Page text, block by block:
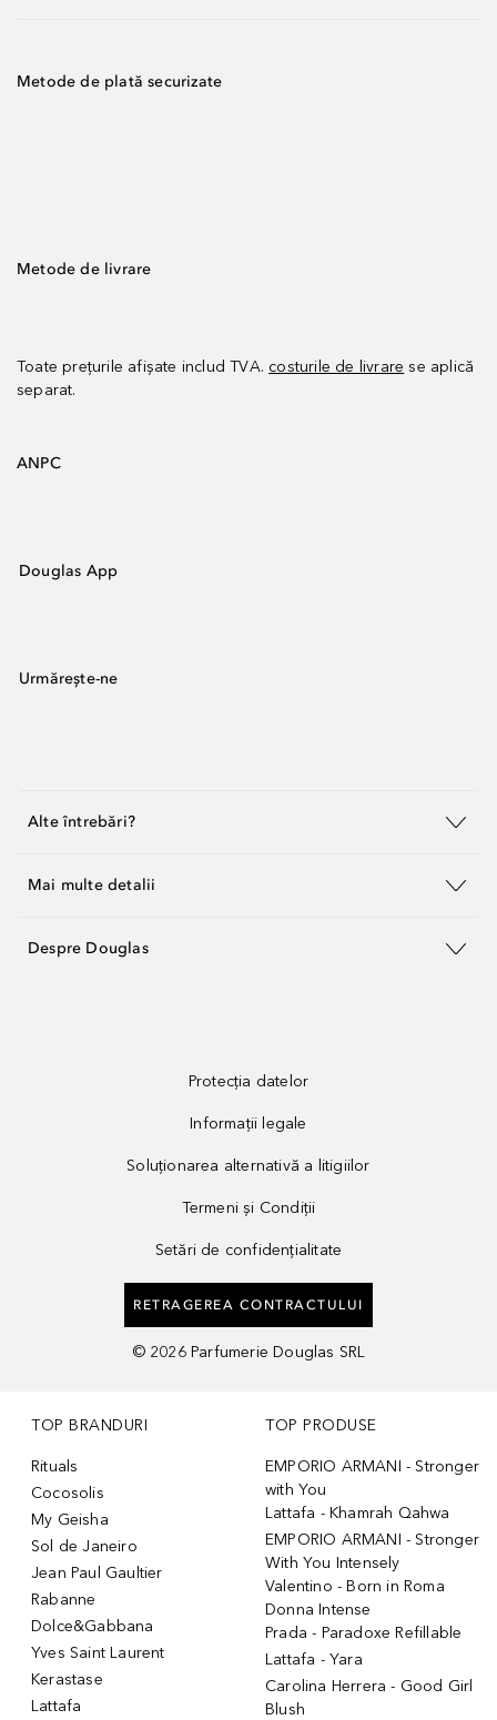
Metode de plată securizate
Metode de livrare
Toate prețurile afișate includ TVA. costurile de livrare se aplică
separat.
ANPC
Douglas App
Urmărește-ne
Alte întrebări?
Mai multe detalii
Despre Douglas
Protecția datelor
Informații legale
Soluționarea alternativă a litigiilor
Termeni și Condiții
Setări de confidențialitate
RETRAGEREA CONTRACTULUI
© 2026 Parfumerie Douglas SRL
TOP BRANDURI
Rituals
Cocosolis
My Geisha
Sol de Janeiro
Jean Paul Gaultier
Rabanne
Dolce&Gabbana
Yves Saint Laurent
Kerastase
Lattafa
TOP PRODUSE
EMPORIO ARMANI - Stronger
with You
Lattafa - Khamrah Qahwa
EMPORIO ARMANI - Stronger
With You Intensely
Valentino - Born in Roma
Donna Intense
Prada - Paradoxe Refillable
Lattafa - Yara
Carolina Herrera - Good Girl
Blush